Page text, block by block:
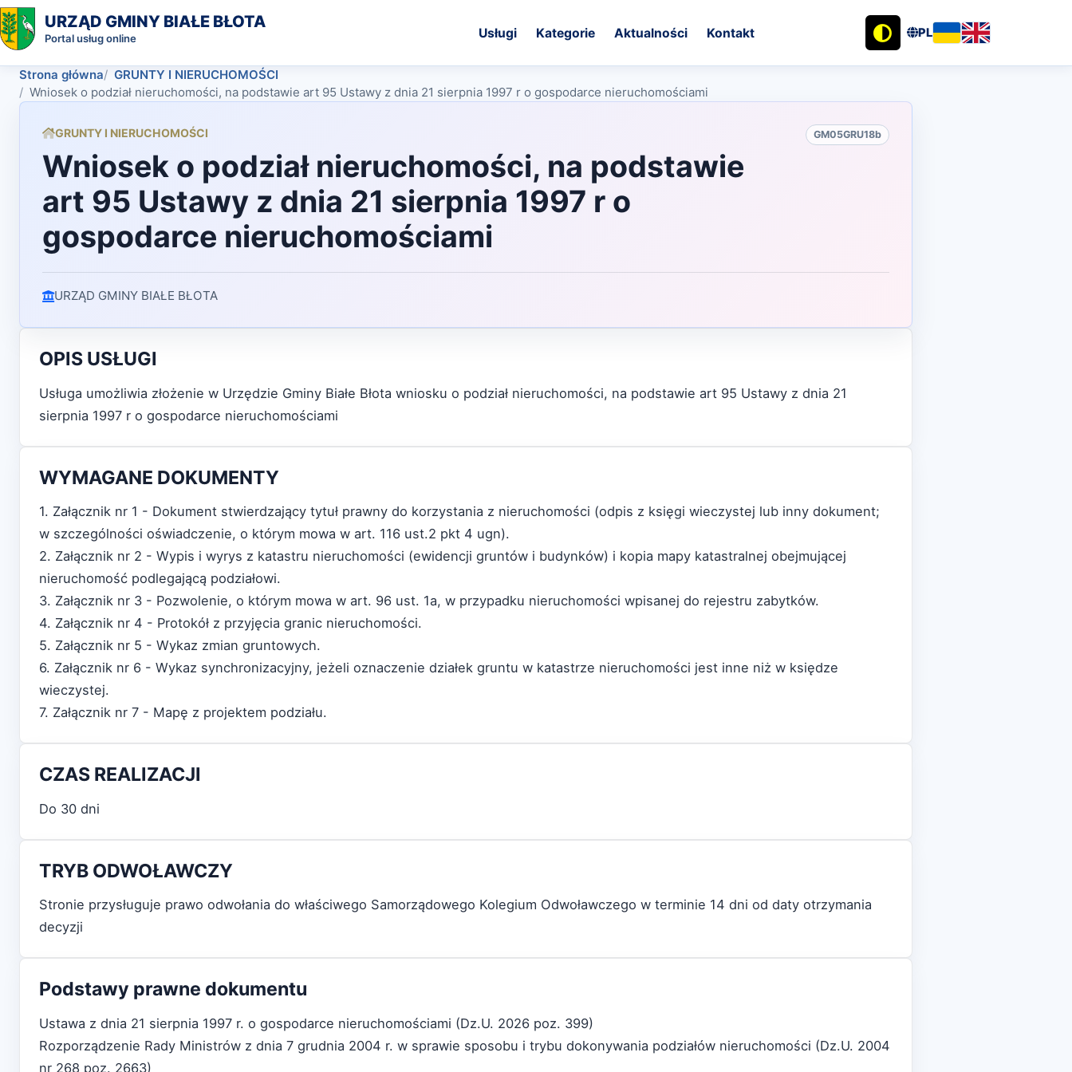
URZĄD GMINY BIAŁE BŁOTA
Portal usług online Usługi Kategorie Aktualności Kontakt PL
Strona główna
GRUNTY I NIERUCHOMOŚCI
Wniosek o podział nieruchomości, na podstawie art 95 Ustawy z dnia 21 sierpnia 1997 r o gospodarce nieruchomościami
GRUNTY I NIERUCHOMOŚCI GM05GRU18b
Wniosek o podział nieruchomości, na podstawie
art 95 Ustawy z dnia 21 sierpnia 1997 r o
gospodarce nieruchomościami
URZĄD GMINY BIAŁE BŁOTA
OPIS USŁUGI
Usługa umożliwia złożenie w Urzędzie Gminy Białe Błota wniosku o podział nieruchomości, na podstawie art 95 Ustawy z dnia 21
sierpnia 1997 r o gospodarce nieruchomościami
WYMAGANE DOKUMENTY
1. Załącznik nr 1 - Dokument stwierdzający tytuł prawny do korzystania z nieruchomości (odpis z księgi wieczystej lub inny dokument;
w szczególności oświadczenie, o którym mowa w art. 116 ust.2 pkt 4 ugn).
2. Załącznik nr 2 - Wypis i wyrys z katastru nieruchomości (ewidencji gruntów i budynków) i kopia mapy katastralnej obejmującej
nieruchomość podlegającą podziałowi.
3. Załącznik nr 3 - Pozwolenie, o którym mowa w art. 96 ust. 1a, w przypadku nieruchomości wpisanej do rejestru zabytków.
4. Załącznik nr 4 - Protokół z przyjęcia granic nieruchomości.
5. Załącznik nr 5 - Wykaz zmian gruntowych.
6. Załącznik nr 6 - Wykaz synchronizacyjny, jeżeli oznaczenie działek gruntu w katastrze nieruchomości jest inne niż w księdze
wieczystej.
7. Załącznik nr 7 - Mapę z projektem podziału.
CZAS REALIZACJI
Do 30 dni
TRYB ODWOŁAWCZY
Stronie przysługuje prawo odwołania do właściwego Samorządowego Kolegium Odwoławczego w terminie 14 dni od daty otrzymania
decyzji
Podstawy prawne dokumentu
Ustawa z dnia 21 sierpnia 1997 r. o gospodarce nieruchomościami (Dz.U. 2026 poz. 399)
Rozporządzenie Rady Ministrów z dnia 7 grudnia 2004 r. w sprawie sposobu i trybu dokonywania podziałów nieruchomości (Dz.U. 2004
nr 268 poz. 2663)